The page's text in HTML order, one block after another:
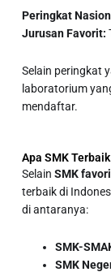
Peringkat
Jurusan Favorit:
Selain peringkat
laboratorium
mendaftar.
Apa SMK
SelainSMK
terbaik di
di antaranya:
SMK-
SMK